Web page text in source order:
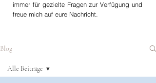
immer für gezielte Fragen zur Verfügung und
freue mich auf eure Nachricht.
Blog
Alle Beiträge